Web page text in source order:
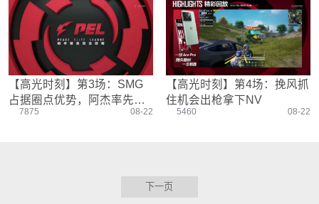
【高光时刻】第3场：SMG
占据圈点优势，阿杰率先放
倒SMG一人
7875 08-22
【高光时刻】第4场：挽风抓
住机会出枪拿下NV
5460 08-22
下一页